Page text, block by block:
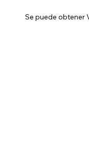
Se puede obtener